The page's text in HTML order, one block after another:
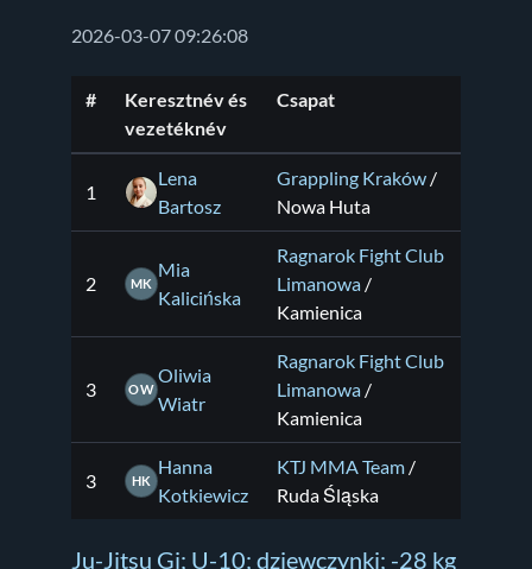
2026-03-07 09:26:08
#
Keresztnév és
vezetéknév
Csapat
1
Lena
Bartosz
Grappling Kraków /
Nowa Huta
2 MK
Mia
Kalicińska
Ragnarok Fight Club
Limanowa /
Kamienica
3 OW
Oliwia
Wiatr
Ragnarok Fight Club
Limanowa /
Kamienica
3 HK
Hanna
Kotkiewicz
KTJ MMA Team /
Ruda Śląska
Ju-Jitsu Gi; U-10; dziewczynki; -28 kg